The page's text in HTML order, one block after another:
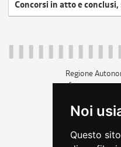
Noi
Questo
Concorsi in atto e
Regione
c.f.
+39